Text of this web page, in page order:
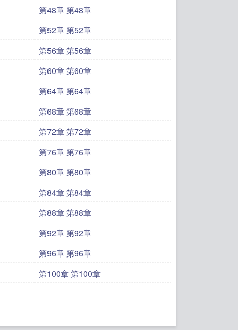
第48章 第48章
第52章 第52章
第56章 第56章
第60章 第60章
第64章 第64章
第68章 第68章
第72章 第72章
第76章 第76章
第80章 第80章
第84章 第84章
第88章 第88章
第92章 第92章
第96章 第96章
第100章 第100章